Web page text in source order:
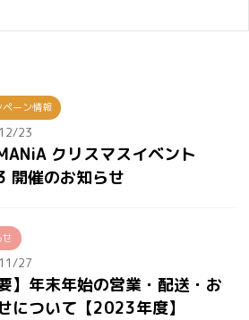
ペーン情報
23
クリスマスイベント
開催のお知らせ
せ
27
】年末年始の営業・配送・お
について【2023年度】